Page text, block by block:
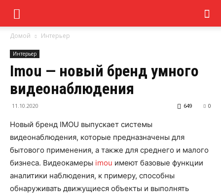
Домой Интерьер
Интерьер
Imou — новый бренд умного
видеонаблюдения
11.10.2020 0
649
Новый бренд IMOU выпускает системы
видеонаблюдения, которые предназначены для
бытового применения, а также для среднего и малого
бизнеса. Видеокамеры imou имеют базовые функции
аналитики наблюдения, к примеру, способны
обнаруживать движущиеся объекты и выполнять